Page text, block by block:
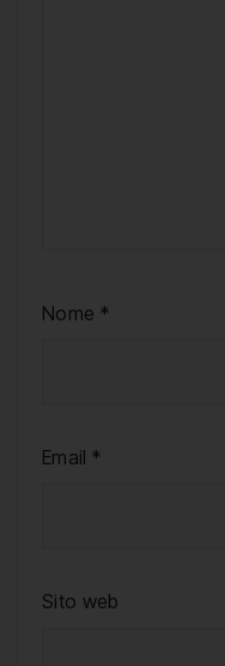
Nome *
Email *
Sito web